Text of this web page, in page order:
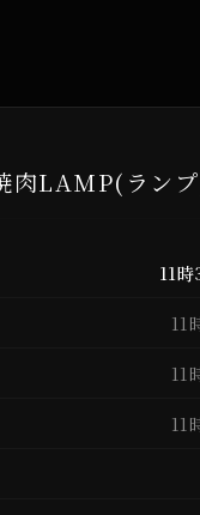
肉LAMP(ラン
11
11
11
11